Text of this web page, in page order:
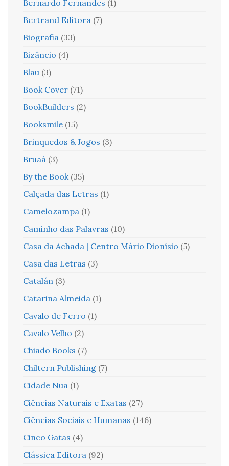
Bernardo Fernandes (1)
Bertrand Editora (7)
Biografia (33)
Bizâncio (4)
Blau (3)
Book Cover (71)
BookBuilders (2)
Booksmile (15)
Brinquedos & Jogos (3)
Bruaá (3)
By the Book (35)
Calçada das Letras (1)
Camelozampa (1)
Caminho das Palavras (10)
Casa da Achada | Centro Mário Dionísio (5)
Casa das Letras (3)
Catalán (3)
Catarina Almeida (1)
Cavalo de Ferro (1)
Cavalo Velho (2)
Chiado Books (7)
Chiltern Publishing (7)
Cidade Nua (1)
Ciências Naturais e Exatas (27)
Ciências Sociais e Humanas (146)
Cinco Gatas (4)
Clássica Editora (92)